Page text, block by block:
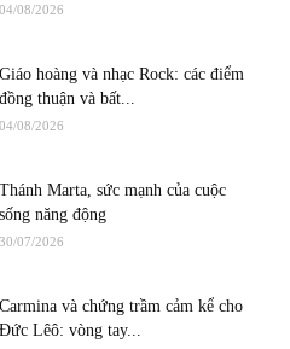
04/08/2026
Giáo hoàng và nhạc Rock: các điểm
đồng thuận và bất...
04/08/2026
Thánh Marta, sức mạnh của cuộc
sống năng động
30/07/2026
Carmina và chứng trầm cảm kể cho
Đức Lêô: vòng tay...